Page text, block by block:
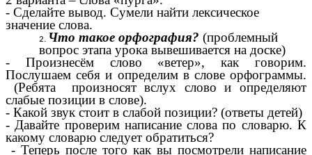
- Сделайте вывод. Сумели найти лексическое
значение слова.
Что такое орфография? (проблемный
вопрос этапа урока вывешивается на доске)
- Произнесём слово «ветер», как говорим.
Послушаем себя и определим в слове орфограммы.
(Ребята произносят вслух слово и определяют
слабые позиции в слове).
- Какой звук стоит в слабой позиции? (ответы детей)
- Давайте проверим написание слова по словарю. К
какому словарю следует обратиться?
- Теперь после того как вы посмотрели написание